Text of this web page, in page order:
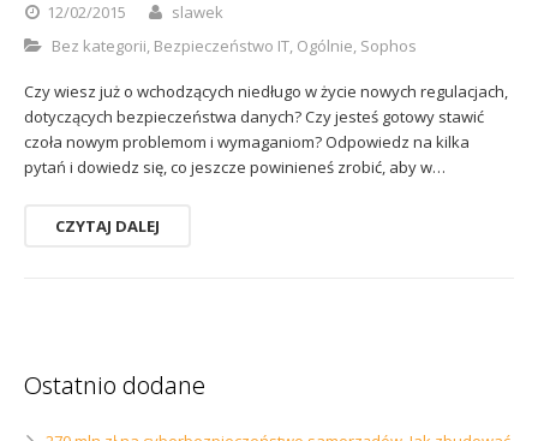
12/02/2015
slawek
Bez kategorii, Bezpieczeństwo IT, Ogólnie, Sophos
Czy wiesz już o wchodzących niedługo w życie nowych regulacjach,
dotyczących bezpieczeństwa danych? Czy jesteś gotowy stawić
czoła nowym problemom i wymaganiom? Odpowiedz na kilka
pytań i dowiedz się, co jeszcze powinieneś zrobić, aby w…
CZYTAJ DALEJ
Ostatnio dodane